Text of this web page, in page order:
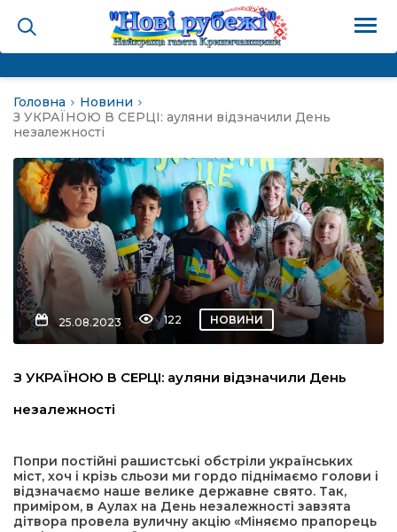
громада
не буває
Відповідаємо
Головна
Новини
З УКРАЇНОЮ В СЕРЦІ: ауляни відзначили День
незалежності
25.08.2023 122 НОВИНИ
З УКРАЇНОЮ В СЕРЦІ: ауляни відзначили День
незалежності
Попри постійні рашистські обстріли українських
міст, хоч і крізь сльози ми гордо піднімаємо голови і
відзначаємо наше велике державне свято. Так,
приміром, в Аулах на День незалежності завзята
дітвора провела вуличну акцію «Міняємо прапорець